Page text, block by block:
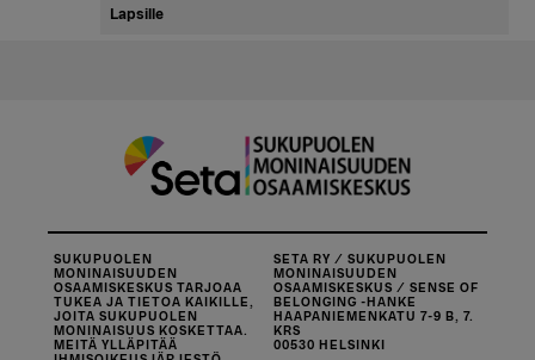
Lapsille
SUKUPUOLEN
MONINAISUUDEN
OSAAMISKESKUS TARJOAA
TUKEA JA TIETOA KAIKILLE,
JOITA SUKUPUOLEN
MONINAISUUS KOSKETTAA.
MEITÄ YLLÄPITÄÄ
SETA RY / SUKUPUOLEN
MONINAISUUDEN
OSAAMISKESKUS / SENSE OF
BELONGING -HANKE
HAAPANIEMENKATU 7-9 B, 7.
KRS
00530 HELSINKI